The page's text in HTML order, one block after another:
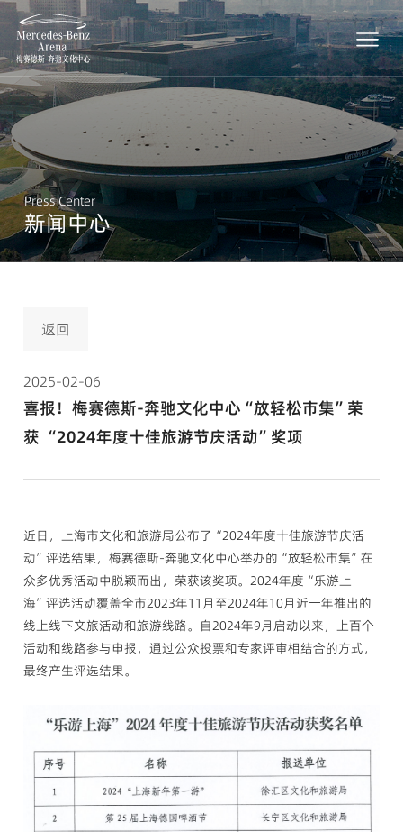
Press Center
新闻中心
返回
2025-02-06
喜报！梅赛德斯-奔驰文化中心“放轻松市集”荣
获 “2024年度十佳旅游节庆活动”奖项
近日，上海市文化和旅游局公布了“2024年度十佳旅游节庆活
动”评选结果，梅赛德斯-奔驰文化中心举办的“放轻松市集”在
众多优秀活动中脱颖而出，荣获该奖项。2024年度“乐游上
海”评选活动覆盖全市2023年11月至2024年10月近一年推出的
线上线下文旅活动和旅游线路。自2024年9月启动以来，上百个
活动和线路参与申报，通过公众投票和专家评审相结合的方式，
最终产生评选结果。